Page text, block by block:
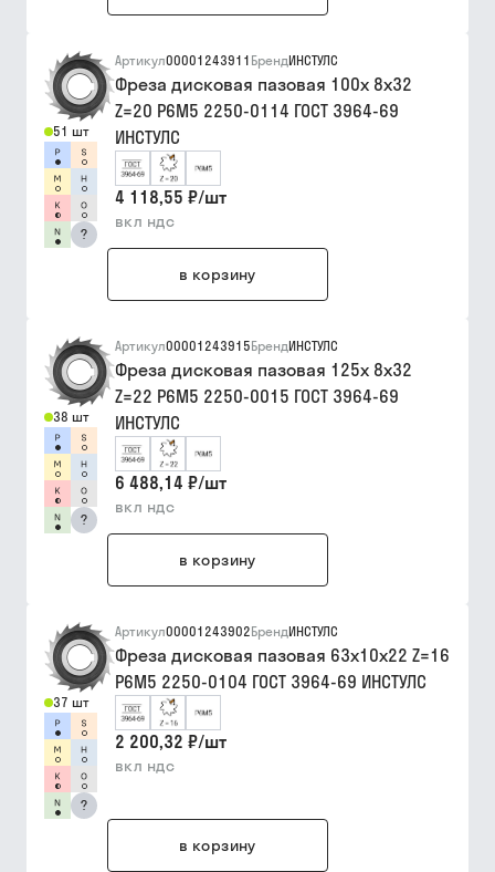
51 шт
?
Артикул00001243911 БрендИНСТУЛС
Фреза дисковая пазовая 100х 8х32
Z=20 Р6М5 2250-0114 ГОСТ 3964-69
ИНСТУЛС
4 118,55 ₽/шт
вкл ндс
в корзину
38 шт
?
Артикул00001243915БрендИНСТУЛС
Фреза дисковая пазовая 125х 8х32
Z=22 Р6М5 2250-0015 ГОСТ 3964-69
ИНСТУЛС
6 488,14 ₽/шт
вкл ндс
в корзину
37 шт
?
Артикул00001243902БрендИНСТУЛС
Фреза дисковая пазовая 63х10х22 Z=16
Р6М5 2250-0104 ГОСТ 3964-69 ИНСТУЛС
2 200,32 ₽/шт
вкл ндс
в корзину